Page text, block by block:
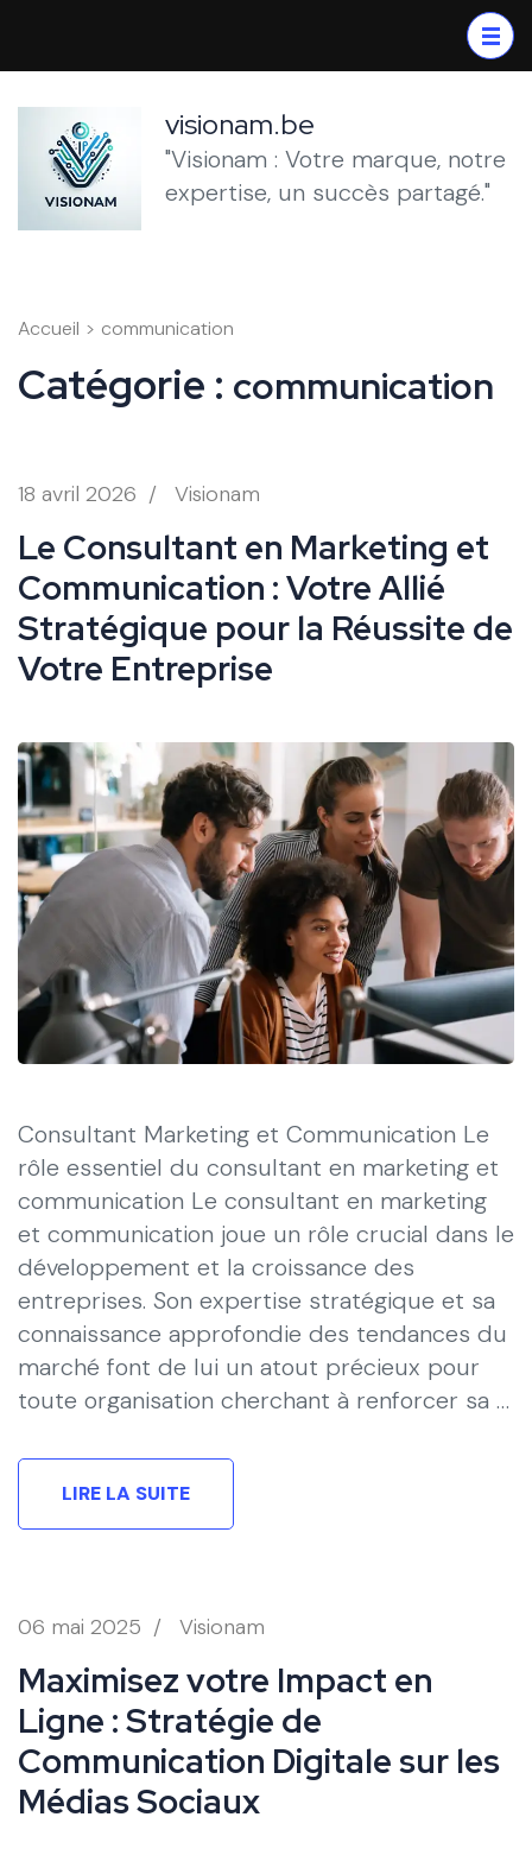
contenu
(Pressez
Entrée)
visionam.be
"Visionam : Votre marque, notre
expertise, un succès partagé."
Accueil > communication
Catégorie : communication
18 avril 2026 / Visionam
Le Consultant en Marketing et
Communication : Votre Allié
Stratégique pour la Réussite de
Votre Entreprise
Consultant Marketing et Communication Le
rôle essentiel du consultant en marketing et
communication Le consultant en marketing
et communication joue un rôle crucial dans le
développement et la croissance des
entreprises. Son expertise stratégique et sa
connaissance approfondie des tendances du
marché font de lui un atout précieux pour
toute organisation cherchant à renforcer sa …
LIRE LA SUITE
06 mai 2025 / Visionam
Maximisez votre Impact en
Ligne : Stratégie de
Communication Digitale sur les
Médias Sociaux